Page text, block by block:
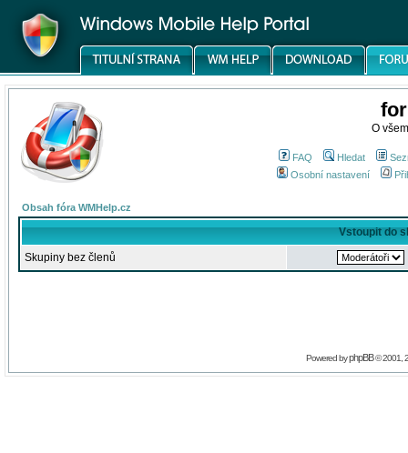
O
FAQ Hledat
Osobní nastavení
Obsah fóra WMHelp.cz
Vstoupit do
Skupiny bez členů
Powered byphpBB© 2001,